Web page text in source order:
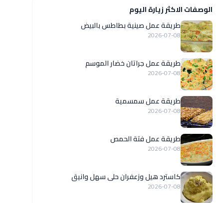
الوصفات الاكثر زيارة اليوم
طريقة عمل صينية بطاطس بالبيض
2026-07-08
طريقة عمل جراتان خضار الموسم
2026-07-08
طريقة عمل سمسمية
2026-07-08
طريقة عمل فتة الحمص
2026-07-08
كاسترد هيل وزعفران حلى سهل وانيق
2026-07-08